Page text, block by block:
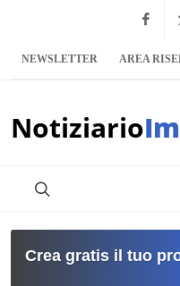
NEWSLETTER AREA
Notiziario
Crea gratis il tuo